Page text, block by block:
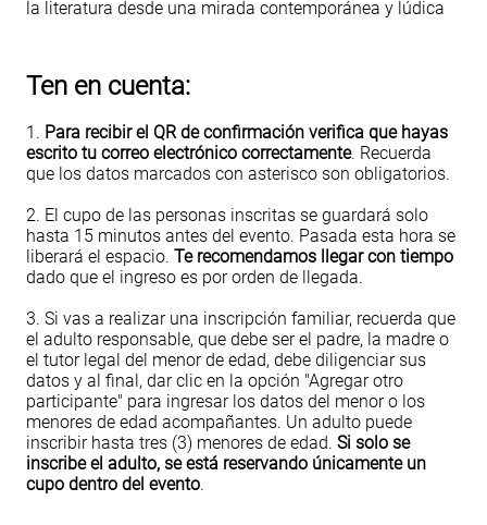
la literatura desde una mirada contemporánea y lúdica
Ten en cuenta:
1. Para recibir el QR de confirmación verifica que hayas
escrito tu correo electrónico correctamente. Recuerda
que los datos marcados con asterisco son obligatorios.
2. El cupo de las personas inscritas se guardará solo
hasta 15 minutos antes del evento. Pasada esta hora se
liberará el espacio. Te recomendamos llegar con tiempo
dado que el ingreso es por orden de llegada.
3. Si vas a realizar una inscripción familiar, recuerda que
el adulto responsable, que debe ser el padre, la madre o
el tutor legal del menor de edad, debe diligenciar sus
datos y al final, dar clic en la opción "Agregar otro
participante" para ingresar los datos del menor o los
menores de edad acompañantes. Un adulto puede
inscribir hasta tres (3) menores de edad. Si solo se
inscribe el adulto, se está reservando únicamente un
cupo dentro del evento.